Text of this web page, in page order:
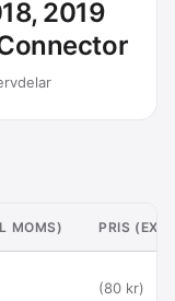
2019
MOMS) PRIS
(80 kr)